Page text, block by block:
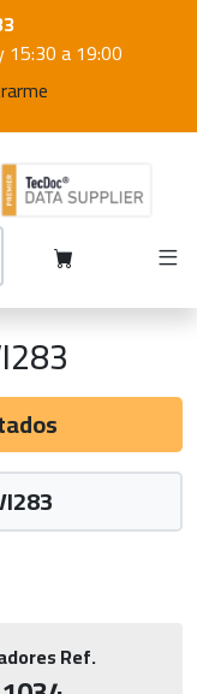
15:30 a 19:00
Ref.